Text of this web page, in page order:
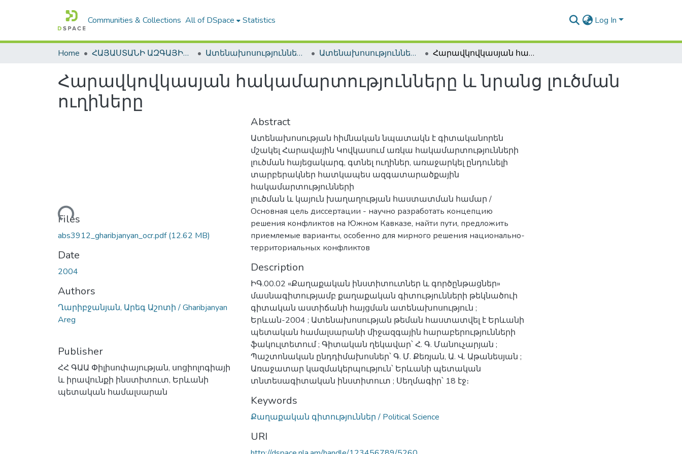
Communities & Collections All of DSpace Statistics Log In
Home ՀԱՅԱՍՏԱՆԻ ԱԶԳԱՅԻՆ ԳՐԱԴԱՐԱՆԻ ԹՎԱՅԻՆ ՊԱՀՈՑ / DIGITAL REPOSITORY OF NLA Ատենախոսություններ և սեղմագրեր / Theses & Abstracts Ատենախոսություններ և սեղմագրեր / Theses & Abstracts Հարավկովկասյան հակամարտությունները և նրանց լուծման ուղիները
Հարավկովկասյան հակամարտությունները և նրանց լուծման
ուղիները
Loading...
Files
abs3912_gharibjanyan_ocr.pdf(12.62 MB)
Date
2004
Authors
Ղարիբջանյան, Արեգ Աշոտի / Gharibjanyan
Areg
Publisher
ՀՀ ԳԱԱ Փիլիսոփայության, սոցիոլոգիայի
և իրավունքի ինստիտուտ, Երևանի
պետական համալսարան
Abstract
Ատենախոսության հիմնական նպատակն է գիտականորեն
մշակել Հարավային Կովկասում առկա հակամարտությունների
լուծման հայեցակարգ, գտնել ուղիներ, առաջարկել ընդունելի
տարբերակներ հատկապես ազգատարածքային
հակամարտությունների
լուծման և կայուն խաղաղության հաստատման համար /
Основная цель диссертации - научно разработать концепцию
решения конфликтов на Южном Кавказе, найти пути, предложить
приемлемые варианты, особенно для мирного решения национально-
территориальных конфликтов
Description
ԻԳ.00.02 «Քաղաքական ինստիտուտներ և գործընթացներ»
մասնագիտությամբ քաղաքական գիտությունների թեկնածուի
գիտական աստիճանի հայցման ատենախոսություն ;
Երևան-2004 ; Ատենախոսության թեման հաստատվել է Երևանի
պետական համալսարանի միջազգային հարաբերությունների
ֆակուլտետում ; Գիտական ղեկավար՝ Հ. Գ. Մանուչարյան ;
Պաշտոնական ընդդիմախոսներ՝ Գ. Մ. Քեռյան, Ա. Վ. Աթանեսյան ;
Առաջատար կազմակերպություն՝ Երևանի պետական
տնտեսագիտական ինստիտուտ ; Սեղմագիր՝ 18 էջ։
Keywords
Քաղաքական գիտություններ / Political Science
URI